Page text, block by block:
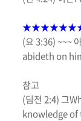
(요3:36) ~~~
abideth on
참고
(딤전 2:4) 그
knowledge